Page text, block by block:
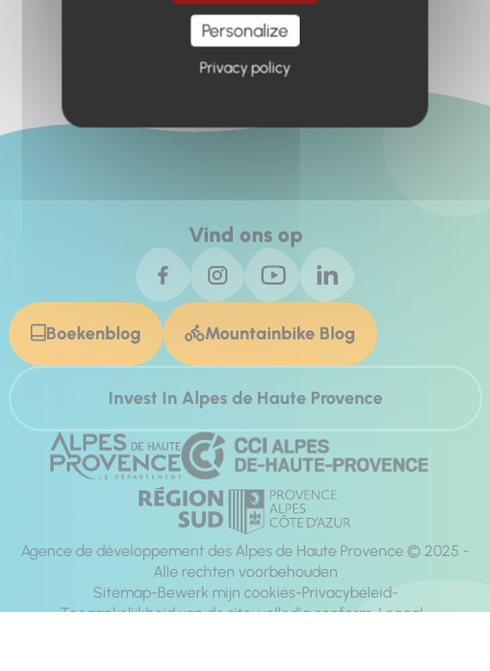
Vind ons op
Boekenblog Mountainbike Blog
Invest In Alpes de Haute Provence
Agence de développement des Alpes de Haute Provence © 2025 -
Alle rechten voorbehouden
Sitemap Bewerk mijn cookies Privacybeleid
Toegankelijkheid van de site: volledig conform Legaal
Personalize
Privacy policy